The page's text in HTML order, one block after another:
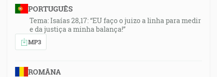
PORTUGUÊS
Tema: Isaías 28,17: “EU faço o juizo a linha para medir
e da justiça a minha balança!”
MP3
ROMÂNA